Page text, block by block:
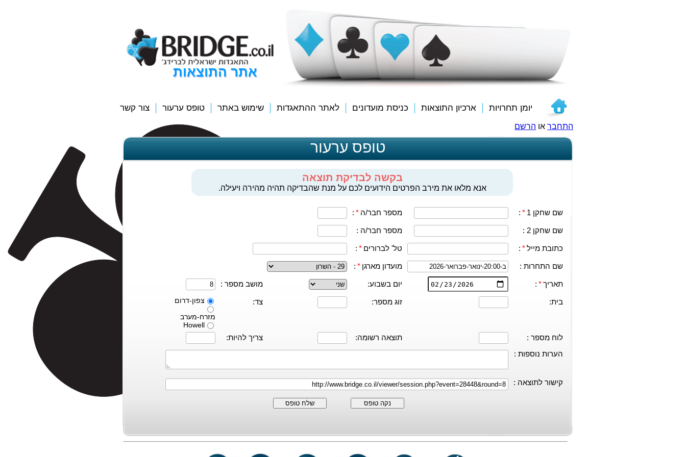
אתר התוצאות
יומן תחרויות ארכיון התוצאות כניסת מועדונים לאתר ההתאגדות שימוש באתר טופס ערעור צור קשר
התחבר או הרשם
טופס ערעור
בקשה לבדיקת תוצאה
אנא מלאו את מירב הפרטים הידועים לכם על מנת שהבדיקה תהיה מהירה ויעילה.
שם שחקן 1 *
: מספר חבר/ה *
:
שם שחקן 2 : מספר חבר/ה :
כתובת מייל*
: טל' לברורים *
:
שם התחרות : מועדון מארגן *
:
תאריך*
: יום בשבוע: מושב מספר :
בית: זוג מספר: צד:
צפון-דרום
מזרח-מערב
Howell
לוח מספר : תוצאה רשומה:
צריך להיות:
הערות נוספות :
קישור לתוצאה :
נקה טופס שלח טופס